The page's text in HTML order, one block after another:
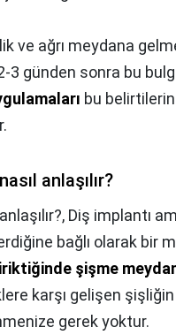
ve ağrı meydana
günden sonra bu
bu
anlaşılır?
Diş implantı
bağlı olarak bir
şişme
karşı gelişen şişliğin
gerek yoktur.